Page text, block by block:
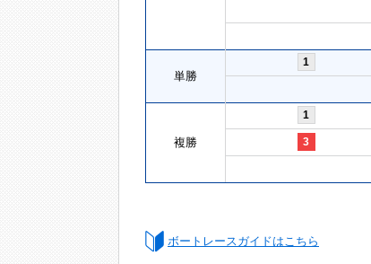
単勝
1
複勝
1
3
ボートレースガイドはこちら